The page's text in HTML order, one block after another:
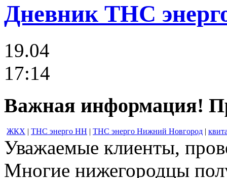
Дневник ТНС
19.04
17:14
Важная информация!
ЖКХ | ТНС энерго НН | ТНС энерго Нижний Новгород |
Уважаемые клиенты,
Многие нижегородцы